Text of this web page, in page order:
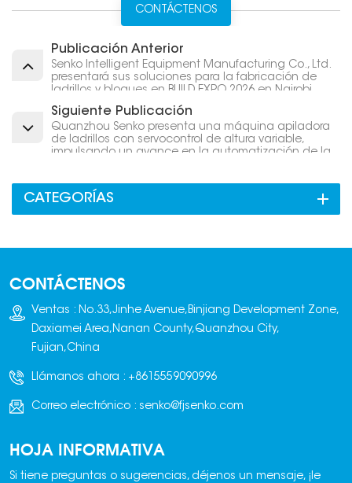
CONTÁCTENOS
Publicación Anterior
Senko Intelligent Equipment Manufacturing Co., Ltd.
presentará sus soluciones para la fabricación de
ladrillos y bloques en BUILD EXPO 2026 en Nairobi.
Siguiente Publicación
Quanzhou Senko presenta una máquina apiladora
de ladrillos con servocontrol de altura variable,
impulsando un avance en la automatización de la
CATEGORÍAS
CONTÁCTENOS
Ventas : No.33,Jinhe Avenue,Binjiang Development Zone,
Daxiamei Area,Nanan County,Quanzhou City,
Fujian,China
Llámanos ahora : +8615559090996
Correo electrónico : senko@fjsenko.com
HOJA INFORMATIVA
Si tiene preguntas o sugerencias, déjenos un mensaje, ¡le